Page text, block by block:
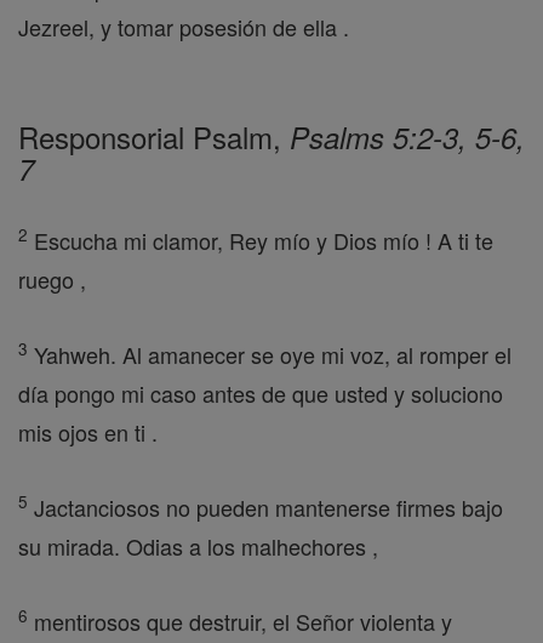
Jezreel, y tomar posesión de ella .
Responsorial Psalm, Psalms 5:2-3, 5-6,
7
2 Escucha mi clamor, Rey mío y Dios mío ! A ti te
ruego ,
3 Yahweh. Al amanecer se oye mi voz, al romper el
día pongo mi caso antes de que usted y soluciono
mis ojos en ti .
5 Jactanciosos no pueden mantenerse firmes bajo
su mirada. Odias a los malhechores ,
6 mentirosos que destruir, el Señor violenta y